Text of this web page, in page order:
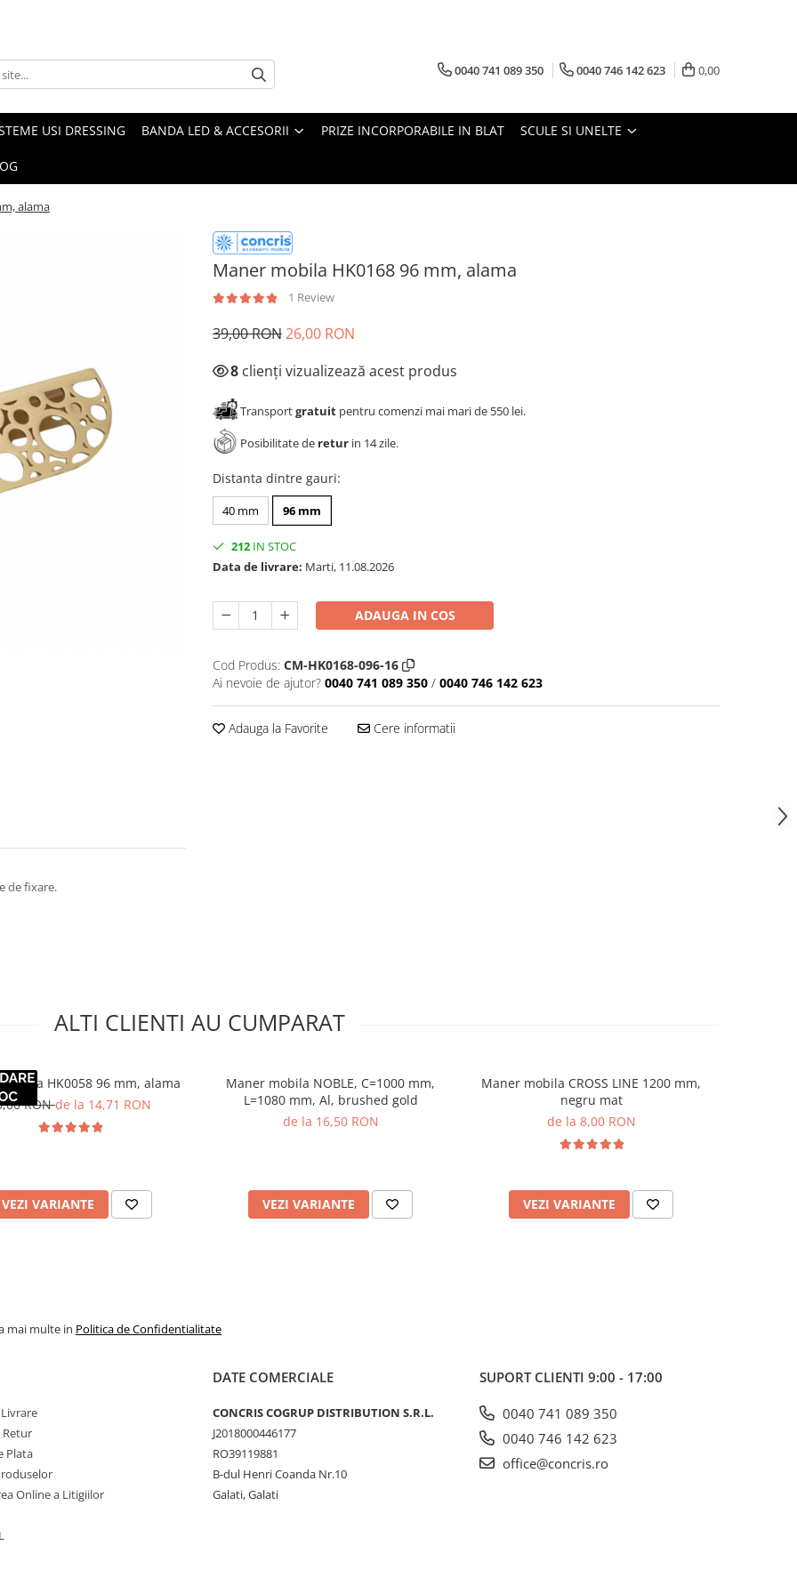
0040 741 089 350 0040 746 142 623 0,00
USI DRESSING BANDA LED & ACCESORII PRIZE INCORPORABILE IN BLAT SCULE SI UNELTE
alama
Maner mobila HK0168 96 mm, alama
1 Review
39,00 RON26,00 RON
8 clienți vizualizează acest produs
Transportgratuit pentru comenzi mai mari de 550 lei.
Posibilitate de retur in 14 zile.
Distanta dintre gauri:
40 mm 96 mm
212 IN STOC
Data de livrare: Marti, 11.08.2026
ADAUGA IN COS
Cod Produs: CM-HK0168-096-16
Ai nevoie de ajutor? 0040 741 089 350 / 0040 746 142 623
Adauga la Favorite Cere informatii
de fixare.
ALTI CLIENTI AU CUMPARAT
HK0058 96 mm, alama
RONde la 14,71 RON
VEZI VARIANTE
Maner mobila NOBLE, C=1000 mm,
L=1080 mm, Al, brushed gold
de la 16,50 RON
VEZI VARIANTE
Maner mobila CROSS LINE 1200 mm,
negru mat
de la 8,00 RON
VEZI VARIANTE
mai multe in Politica de Confidentialitate
Retur
Plata
Online a Litigiilor
DATE COMERCIALE
CONCRIS COGRUP DISTRIBUTION S.R.L.
J2018000446177
RO39119881
B-dul Henri Coanda Nr.10
Galati, Galati
SUPORT CLIENTI 9:00 - 17:00
0040 741 089 350
0040 746 142 623
office@concris.ro